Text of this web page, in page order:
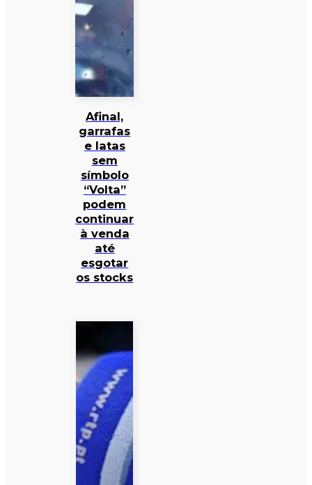
Afinal,
garrafas
e latas
sem
símbolo
“Volta”
podem
continuar
à venda
até
esgotar
os stocks